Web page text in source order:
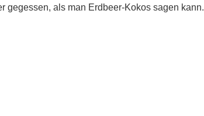
gegessen, als man Erdbeer-Kokos sagen kann.